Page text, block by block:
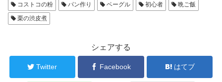
コストコの粉 パン作り ベーグル 初心者
晩ご飯
栗の渋皮煮
シェアする
Twitter Facebook はてブ